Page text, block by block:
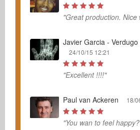
"Great production. Nice
Javier Garcia -
24/10/15 12:21
"Excellent !!!!"
Paul van Ackeren 18/
"You wan to feel